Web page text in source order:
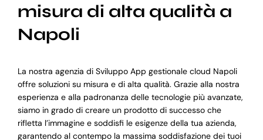
misura di alta qualità a
Napoli
La nostra agenzia di Sviluppo App gestionale cloud Napoli
offre soluzioni su misura e di alta qualità. Grazie alla nostra
esperienza e alla padronanza delle tecnologie più avanzate,
siamo in grado di creare un prodotto di successo che
rifletta l’immagine e soddisfi le esigenze della tua azienda,
garantendo al contempo la massima soddisfazione dei tuoi